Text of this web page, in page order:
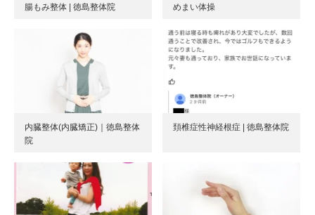
腸もみ整体 | 徳島整体院 めまい体操
内臓整体(内臓矯正)｜徳島整体
院
頚椎症性神経根症 | 徳島整体院